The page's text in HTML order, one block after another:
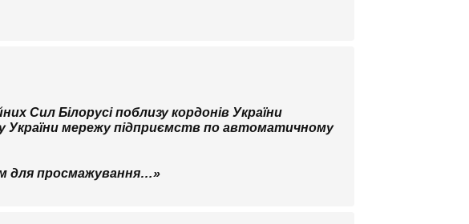
Сил Білорусі поблизу кордонів України
України мережу підприємств по автоматичному
для просмажування…»